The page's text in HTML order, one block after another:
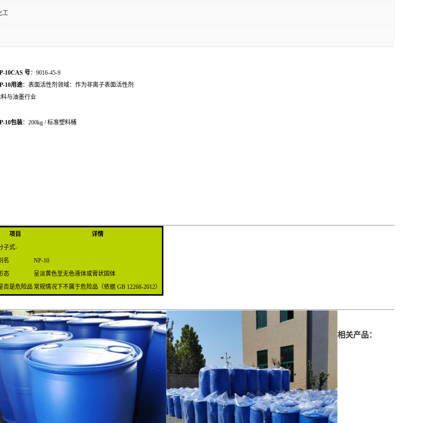
工
10CAS 号：9016-45-9
10用途：表面活性剂领域：作为非离子表面活性剂
与油墨行业
10包装：200kg / 标准塑料桶
项目
详情
子式-
名
NP-10
态
呈淡黄色至无色液体或膏状固体
否是危险品 常规情况下不属于危险品（依据 GB 12268-2012）
相关产品：